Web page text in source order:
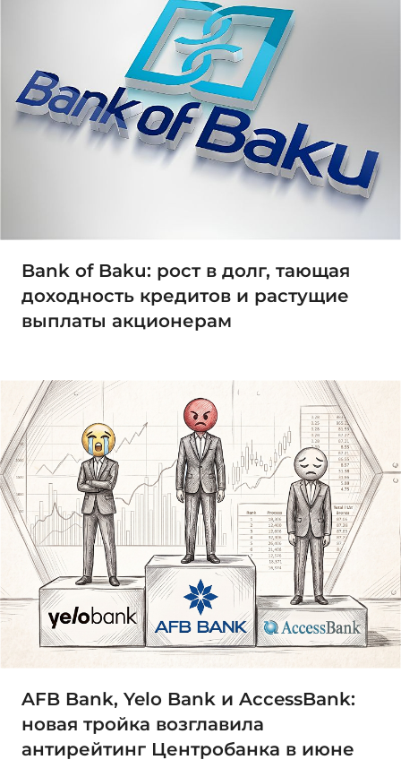
Bank of Baku: рост в долг, тающая
доходность кредитов и растущие
выплаты акционерам
AFB Bank, Yelo Bank и AccessBank:
новая тройка возглавила
антирейтинг Центробанка в июне